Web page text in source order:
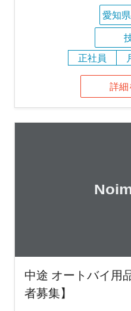
愛知県
正社員
詳細
中途 オートバイ用
者募集】